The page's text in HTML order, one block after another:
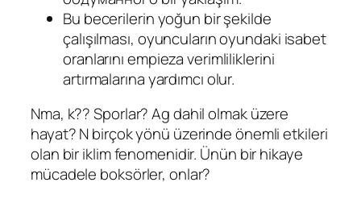
Bu becerilerin yoğun bir şekilde
çalışılması, oyuncuların oyundaki isabet
oranlarını empieza verimliliklerini
artırmalarına yardımcı olur.
Nma, k?? Sporlar? Ag dahil olmak üzere
hayat? N birçok yönü üzerinde önemli etkileri
olan bir iklim fenomenidir. Ünün bir hikaye
mücadele boksörler, onlar?